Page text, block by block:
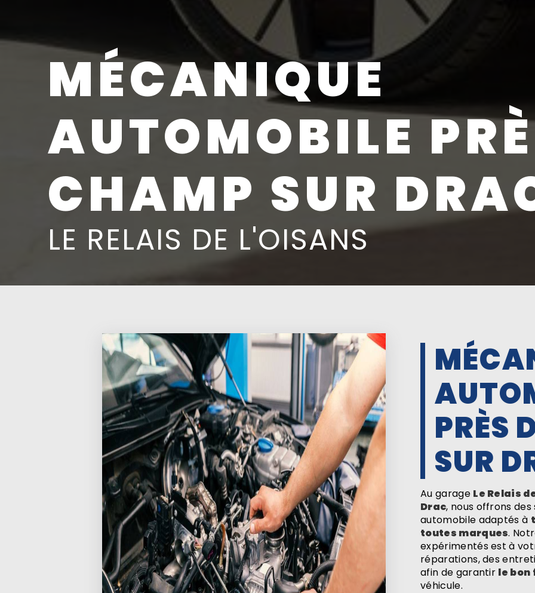
MÉCANIQUE
AUTOMOBILE
CHAMP SUR
LE RELAIS DE L'OISANS
PRÈS
SUR
Au garage Le Relais
Drac, nous offrons
automobile adaptés à
toutes marques.
expérimentés est à
réparations, des
afin de garantir le
véhicule.